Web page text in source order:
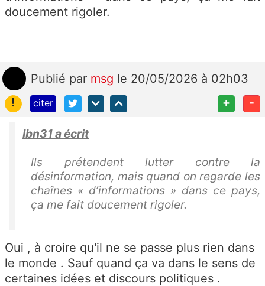
doucement rigoler.
Publié par msg le 20/05/2026 à 02h03
!
citer + -
Ibn31 a écrit
Ils prétendent lutter contre la
désinformation, mais quand on regarde les
chaînes « d’informations » dans ce pays,
ça me fait doucement rigoler.
Oui , à croire qu'il ne se passe plus rien dans
le monde . Sauf quand ça va dans le sens de
certaines idées et discours politiques .